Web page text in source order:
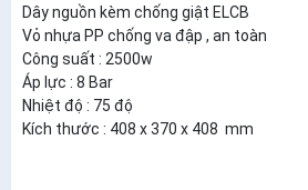
Dây nguồn kèm chống giật ELCB
Vỏ nhựa PP chống va đập , an toàn
Công suất : 2500w
Áp lực : 8 Bar
Nhiệt độ : 75 độ
Kích thước : 408 x 370 x 408 mm